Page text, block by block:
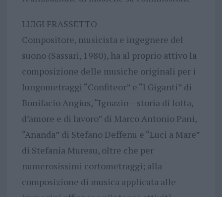
LUIGI FRASSETTO
Compositore, musicista e ingegnere del
suono (Sassari, 1980), ha al proprio attivo la
composizione delle musiche originali per i
lungometraggi “Confiteor” e “I Giganti” di
Bonifacio Angius, “Ignazio – storia di lotta,
d’amore e di lavoro” di Marco Antonio Pani,
“Ananda” di Stefano Deffenu e “Luci a Mare”
di Stefania Muresu, oltre che per
numerosissimi cortometraggi; alla
composizione di musica applicata alle